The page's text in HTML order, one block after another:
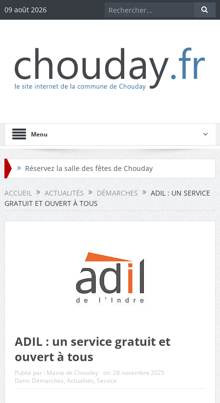
09 août 2026
Menu
Réservez la salle des fêtes de Chouday
Réservez la maison des associations de Chouday
Téléchargez les comptes-rendus des conseils
municipaux de Chouday
ACCUEIL ACTUALITÉS DÉMARCHES
ADIL : UN SERVICE
GRATUIT ET OUVERT À TOUS
ADIL : un service gratuit et
ouvert à tous
Publié par : Mairie de Chouday on: 28 novembre 2025
Dans: Démarches, Actualités, Service